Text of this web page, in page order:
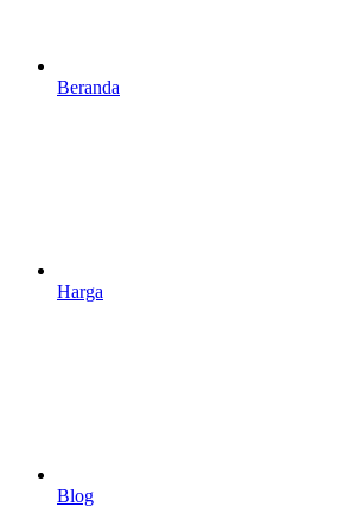
Beranda
Harga
Blog